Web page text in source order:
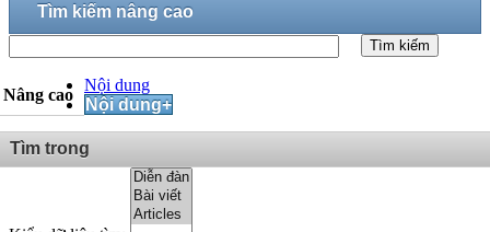
Tìm kiếm nâng cao
Tìm kiếm
Nâng cao
Nội dung
Nội dung+
Tìm trong